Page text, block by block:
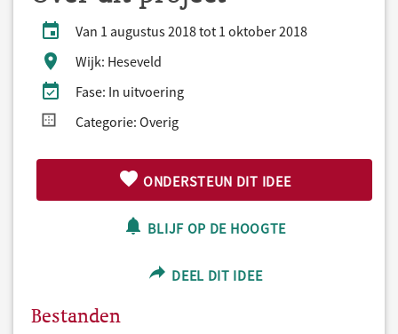
Van 1 augustus 2018 tot 1 oktober 2018
Wijk: Heseveld
Fase: In uitvoering
Categorie: Overig
ONDERSTEUN DIT IDEE
BLIJF OP DE HOOGTE
DEEL DIT IDEE
Bestanden